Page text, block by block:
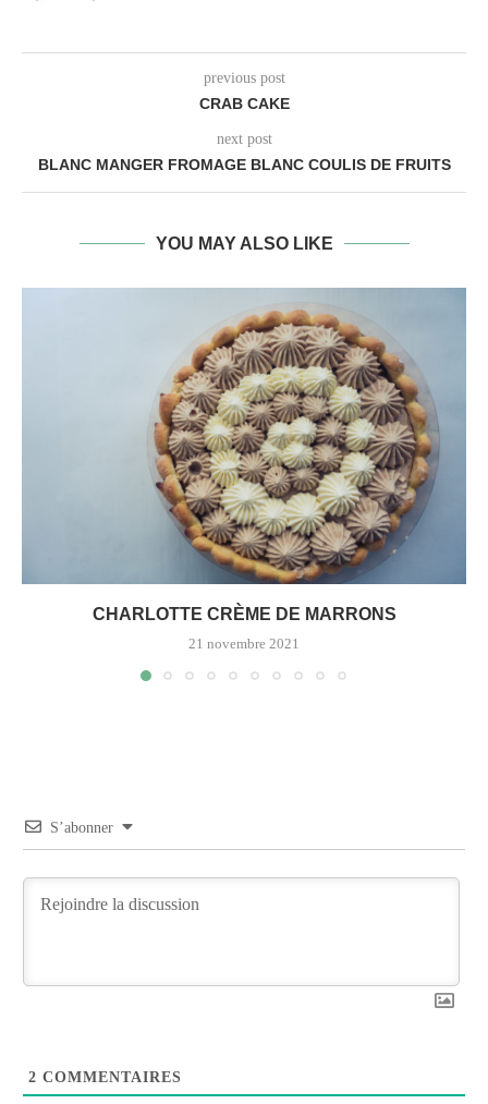
previous post
CRAB CAKE
next post
BLANC MANGER FROMAGE BLANC COULIS DE FRUITS
YOU MAY ALSO LIKE
CHARLOTTE CRÈME DE MARRONS
21 novembre 2021
S’abonner
2 COMMENTAIRES